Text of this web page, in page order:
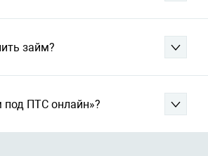
займ?
под ПТС онлайн»?